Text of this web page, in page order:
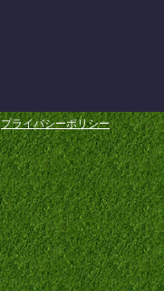
プライバシーポリシー